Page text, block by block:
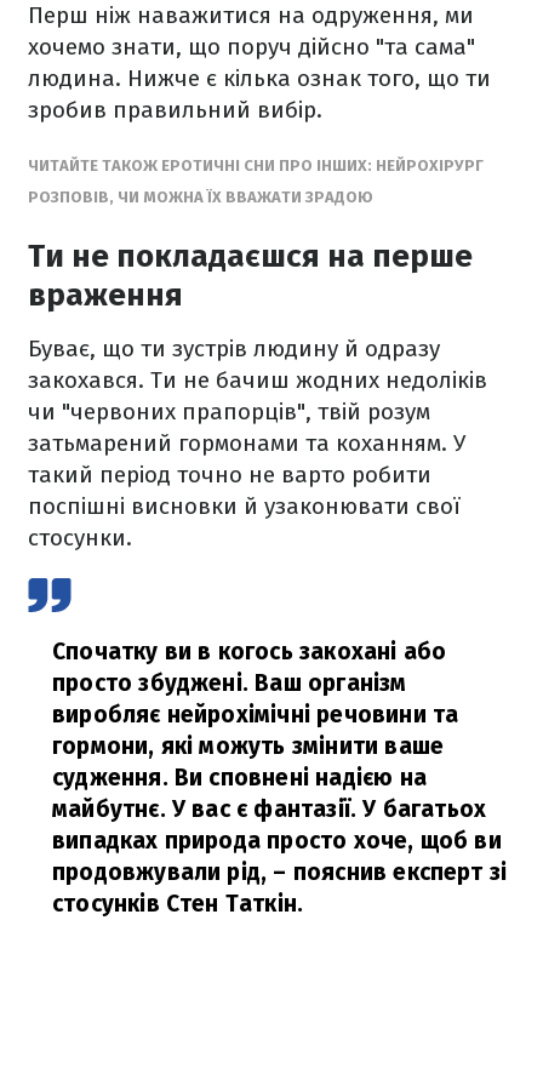
Перш ніж наважитися на одруження, ми
хочемо знати, що поруч дійсно "та сама"
людина. Нижче є кілька ознак того, що ти
зробив правильний вибір.
ЧИТАЙТЕ ТАКОЖ ЕРОТИЧНІ СНИ ПРО ІНШИХ: НЕЙРОХІРУРГ
РОЗПОВІВ, ЧИ МОЖНА ЇХ ВВАЖАТИ ЗРАДОЮ
Ти не покладаєшся на перше
враження
Буває, що ти зустрів людину й одразу
закохався. Ти не бачиш жодних недоліків
чи "червоних прапорців", твій розум
затьмарений гормонами та коханням. У
такий період точно не варто робити
поспішні висновки й узаконювати свої
стосунки.
Спочатку ви в когось закохані або
просто збуджені. Ваш організм
виробляє нейрохімічні речовини та
гормони, які можуть змінити ваше
судження. Ви сповнені надією на
майбутнє. У вас є фантазії. У багатьох
випадках природа просто хоче, щоб ви
продовжували рід, – пояснив експерт зі
стосунків Стен Таткін.